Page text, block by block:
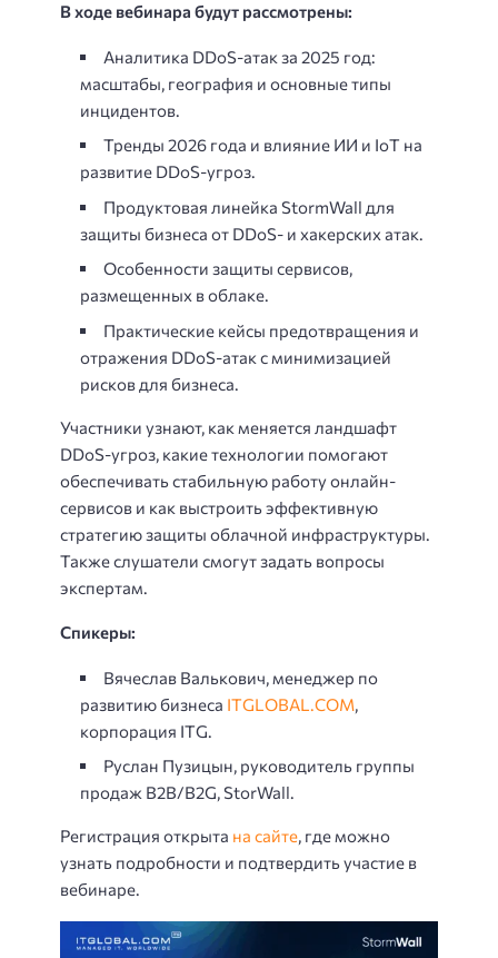
В ходе вебинара будут рассмотрены:
Аналитика DDoS-атак за 2025 год:
масштабы, география и основные типы
инцидентов.
Тренды 2026 года и влияние ИИ и IoT на
развитие DDoS-угроз.
Продуктовая линейка StormWall для
защиты бизнеса от DDoS- и хакерских атак.
Особенности защиты сервисов,
размещенных в облаке.
Практические кейсы предотвращения и
отражения DDoS-атак с минимизацией
рисков для бизнеса.
Участники узнают, как меняется ландшафт
DDoS-угроз, какие технологии помогают
обеспечивать стабильную работу онлайн-
сервисов и как выстроить эффективную
стратегию защиты облачной инфраструктуры.
Также слушатели смогут задать вопросы
экспертам.
Спикеры:
Вячеслав Валькович , менеджер по
развитию бизнеса ITGLOBAL.COM
корпорация ITG.
Руслан Пузицын, руководитель группы
продаж B2B/B2G, StorWall.
Регистрация открыта на сайте, где можно
узнать подробности и подтвердить участие в
вебинаре.